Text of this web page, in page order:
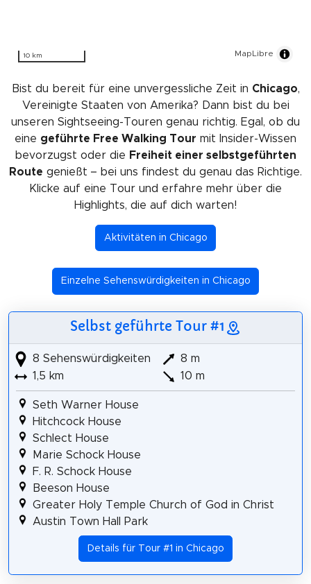
10 km MapLibre
Bist du bereit für eine unvergessliche Zeit in Chicago,
Vereinigte Staaten von Amerika? Dann bist du bei
unseren Sightseeing-Touren genau richtig. Egal, ob du
eine geführte Free Walking Tour mit Insider-Wissen
bevorzugst oder die Freiheit einer selbstgeführten
Route genießt – bei uns findest du genau das Richtige.
Klicke auf eine Tour und erfahre mehr über die
Highlights, die auf dich warten!
Aktivitäten in Chicago
Einzelne Sehenswürdigkeiten in Chicago
Selbst geführte Tour #1
8 Sehenswürdigkeiten
1,5 km
8 m
10 m
Seth Warner House
Hitchcock House
Schlect House
Marie Schock House
F. R. Schock House
Beeson House
Greater Holy Temple Church of God in Christ
Austin Town Hall Park
Details für Tour #1 in Chicago